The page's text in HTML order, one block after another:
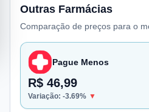
Outras Farmácias
Comparação de preços para o
Pague Menos
R$ 46,99
Variação: -3.69% ▼